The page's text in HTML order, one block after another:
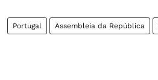
Portugal Assembleia da República